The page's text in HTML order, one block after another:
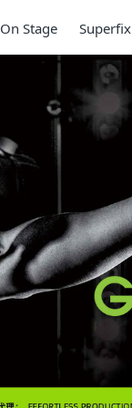
On Stage Superfix